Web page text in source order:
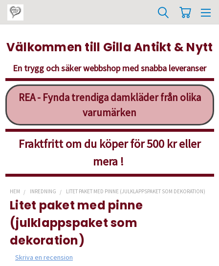
Välkommen till Gilla Antikt & Nytt
En trygg och säker webbshop med snabba leveranser
REA - Fynda trendiga damkläder från olika
varumärken
Fraktfritt om du köper för 500 kr eller
mera !
HEM INREDNING LITET PAKET MED PINNE (JULKLAPPSPAKET SOM DEKORATION)
Litet paket med pinne
(julklappspaket som
dekoration)
Skriva en recension